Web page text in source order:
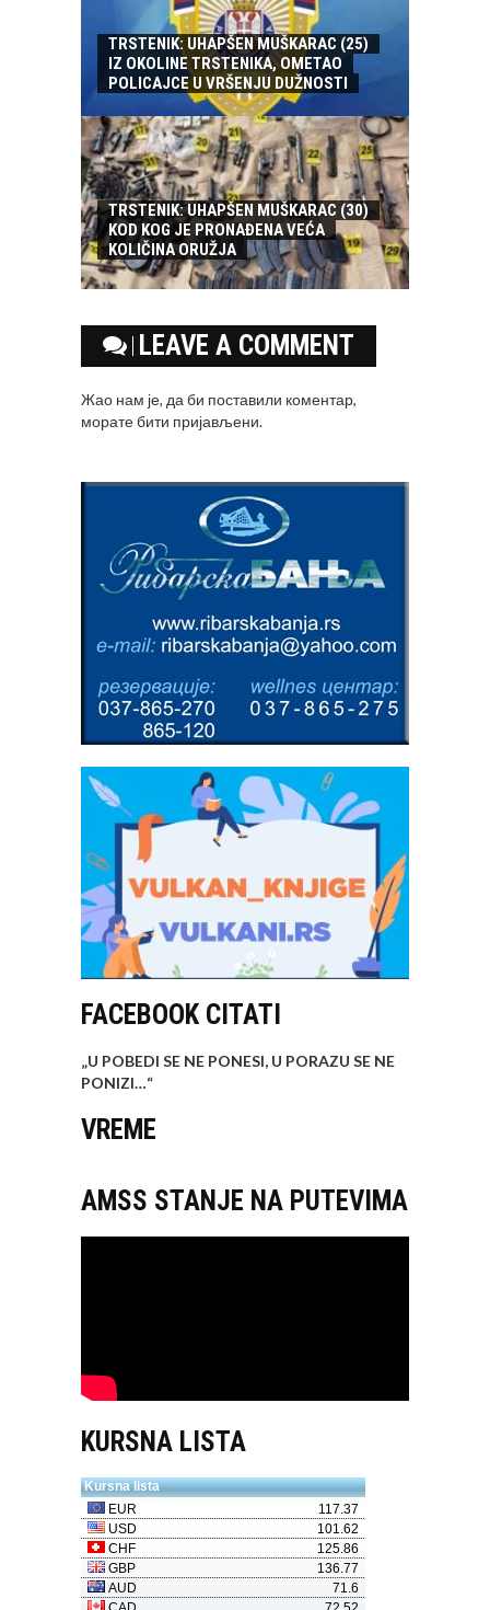
TRSTENIK: UHAPŠEN MUŠKARAC (25)
IZ OKOLINE TRSTENIKA, OMETAO
POLICAJCE U VRŠENJU DUŽNOSTI
TRSTENIK: UHAPŠEN MUŠKARAC (30)
KOD KOG JE PRONAĐENA VEĆA
KOLIČINA ORUŽJA
LEAVE A COMMENT
Жао нам је, да би поставили коментар,
моратебити пријављени.
FACEBOOK CITATI
„U POBEDI SE NE PONESI, U PORAZU SE NE
PONIZI…“
VREME
AMSS STANJE NA PUTEVIMA
KURSNA LISTA